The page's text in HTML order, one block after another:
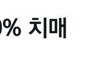
치매